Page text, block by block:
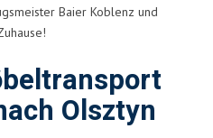
Baier Koblenz und
Olsztyn